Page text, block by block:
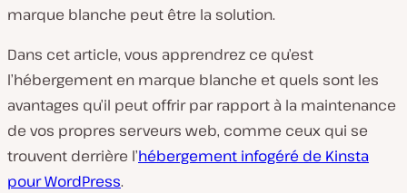
marque blanche peut être la solution.
Dans cet article, vous apprendrez ce qu’est
l’hébergement en marque blanche et quels sont les
avantages qu’il peut offrir par rapport à la maintenance
de vos propres serveurs web, comme ceux qui se
trouvent derrière l’hébergement infogéré de Kinsta
pour WordPress.